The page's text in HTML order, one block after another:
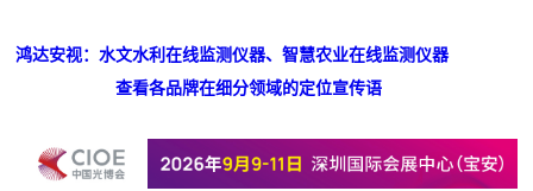
鸿达安视：水文水利在线监测仪器、智慧农业在线监测仪器
查看各品牌在细分领域的定位宣传语